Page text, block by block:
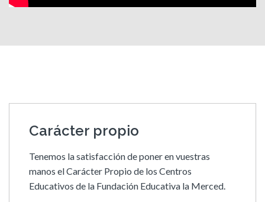
Carácter propio
Tenemos la satisfacción de poner en vuestras
manos el Carácter Propio de los Centros
Educativos de la Fundación Educativa la Merced.